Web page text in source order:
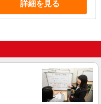
詳細を見る